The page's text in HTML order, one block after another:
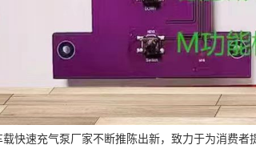
快速充气泵厂家不断推陈出新，致力于为消费者